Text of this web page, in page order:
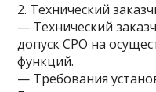
2. Технический
— Технический
допуск СРО на
функций.
— Требования